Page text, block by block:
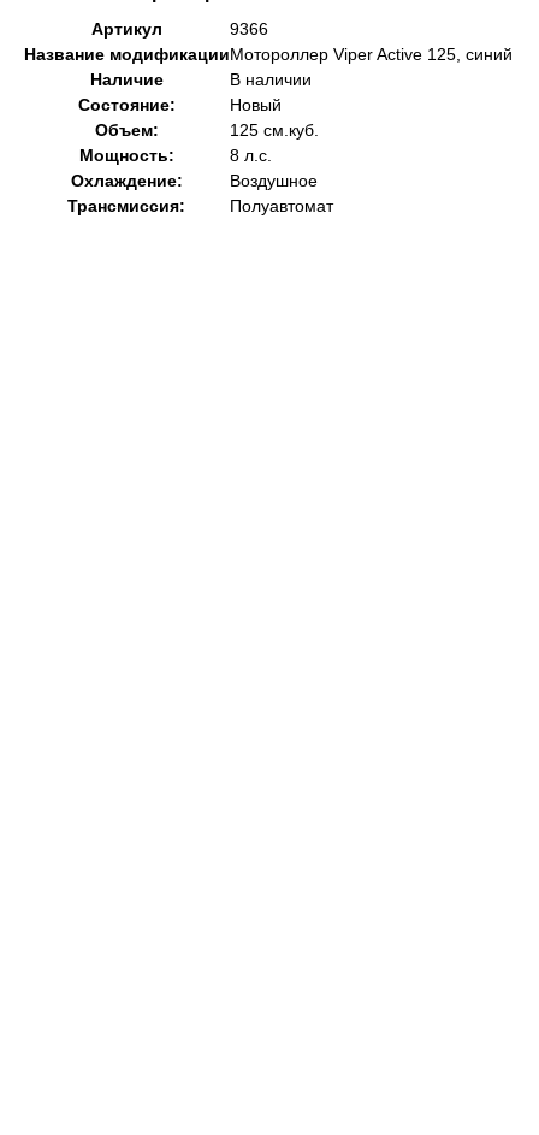
Артикул
9366
Название модификацииМотороллер Viper Active 125, синий
Наличие
В наличии
Состояние:
Новый
Объем:
125 см.куб.
Мощность:
8 л.с.
Охлаждение:
Воздушное
Трансмиссия:
Полуавтомат